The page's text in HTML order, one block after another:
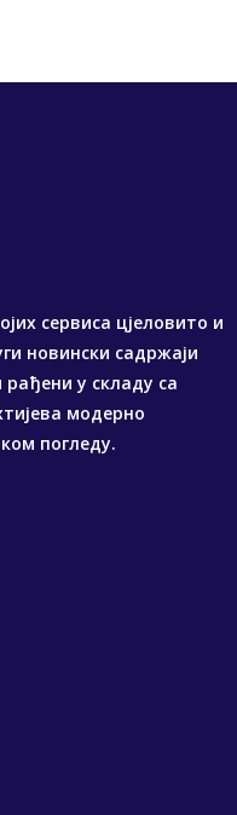
сервиса цјеловито и
новински садржаји
у складу са
модерно
погледу.